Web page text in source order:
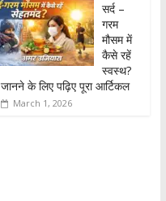
सर्द –
गरम
मौसम में
कैसे रहें
स्वस्थ?
जानने के लिए पढ़िए पूरा आर्टिकल
March 1, 2026